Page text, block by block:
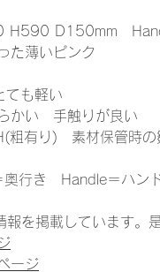
H590 D150mm
た薄いピンク
も軽い
かい 手触りが良い
粗有り) 素材保管時の
行き Handle＝ハンド
報を掲載しています。
ージ